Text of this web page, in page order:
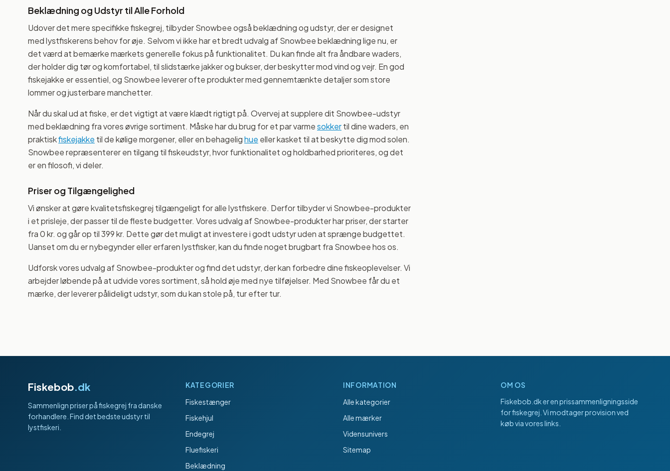
Beklædning og Udstyr til Alle Forhold
Udover det mere specifikke fiskegrej, tilbyder Snowbee også beklædning og udstyr, der er designet
med lystfiskerens behov for øje. Selvom vi ikke har et bredt udvalg af Snowbee beklædning lige nu, er
det værd at bemærke mærkets generelle fokus på funktionalitet. Du kan finde alt fra åndbare waders,
der holder dig tør og komfortabel, til slidstærke jakker og bukser, der beskytter mod vind og vejr. En god
fiskejakke er essentiel, og Snowbee leverer ofte produkter med gennemtænkte detaljer som store
lommer og justerbare manchetter.
Når du skal ud at fiske, er det vigtigt at være klædt rigtigt på. Overvej at supplere dit Snowbee-udstyr
med beklædning fra vores øvrige sortiment. Måske har du brug for et par varmesokkertil dine waders, en
praktiskfiskejakke til de kølige morgener, eller en behagelighue eller kasket til at beskytte dig mod solen.
Snowbee repræsenterer en tilgang til fiskeudstyr, hvor funktionalitet og holdbarhed prioriteres, og det
er en filosofi, vi deler.
Priser og Tilgængelighed
Vi ønsker at gøre kvalitetsfiskegrej tilgængeligt for alle lystfiskere. Derfor tilbyder vi Snowbee-produkter
i et prisleje, der passer til de fleste budgetter. Vores udvalg af Snowbee-produkter har priser, der starter
fra 0 kr. og går op til 399 kr. Dette gør det muligt at investere i godt udstyr uden at sprænge budgettet.
Uanset om du er nybegynder eller erfaren lystfisker, kan du finde noget brugbart fra Snowbee hos os.
Udforsk vores udvalg af Snowbee-produkter og find det udstyr, der kan forbedre dine fiskeoplevelser. Vi
arbejder løbende på at udvide vores sortiment, så hold øje med nye tilføjelser. Med Snowbee får du et
mærke, der leverer pålideligt udstyr, som du kan stole på, tur efter tur.
Fiskebob.dk
Sammenlign priser på fiskegrej fra danske
forhandlere. Find det bedste udstyr til
lystfiskeri.
KATEGORIER
Fiskestænger
Fiskehjul
Endegrej
Fluefiskeri
Beklædning
INFORMATION
Alle kategorier
Alle mærker
Vidensunivers
Sitemap
OM OS
Fiskebob.dker en prissammenligningsside
for fiskegrej. Vi modtager provision ved
køb via vores links.